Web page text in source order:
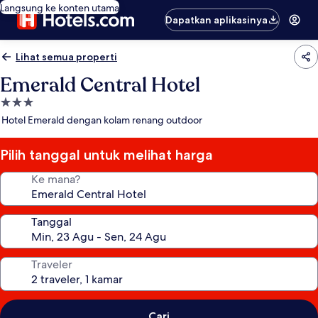
Langsung ke konten utama
Dapatkan aplikasinya
Lihat semua properti
Emerald Central Hotel
Properti
bintang
Hotel Emerald dengan kolam renang outdoor
Pilih tanggal untuk melihat harga
Ke mana?
Tanggal
Traveler